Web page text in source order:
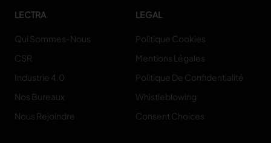
LECTRA
Qui Sommes-Nous
CSR
Industrie 4.0
Nos Bureaux
Nous Rejoindre
LEGAL
Politique Cookies
Mentions Légales
Politique De Confidentialité
Whistleblowing
Consent Choices